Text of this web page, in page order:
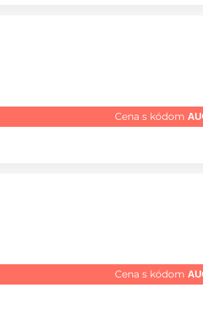
Cena s kódom
Cena s kódom